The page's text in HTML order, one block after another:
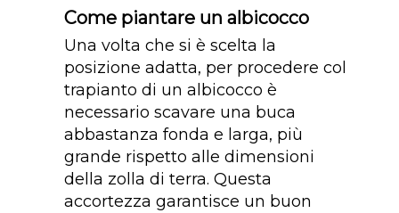
Come piantare un albicocco
Una volta che si è scelta la
posizione adatta, per procedere col
trapianto di un albicocco è
necessario scavare una buca
abbastanza fonda e larga, più
grande rispetto alle dimensioni
della zolla di terra. Questa
accortezza garantisce un buon